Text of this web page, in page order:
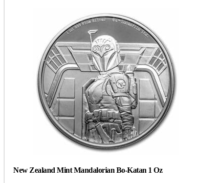
New Zealand Mint Mandalorian Bo-Katan 1 Oz